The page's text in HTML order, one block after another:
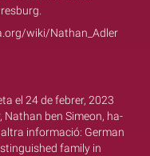
wiki/Nathan_Adler
el 24 de febrer, 2023
Nathan ben Simeon, ha-
informació: German
family in